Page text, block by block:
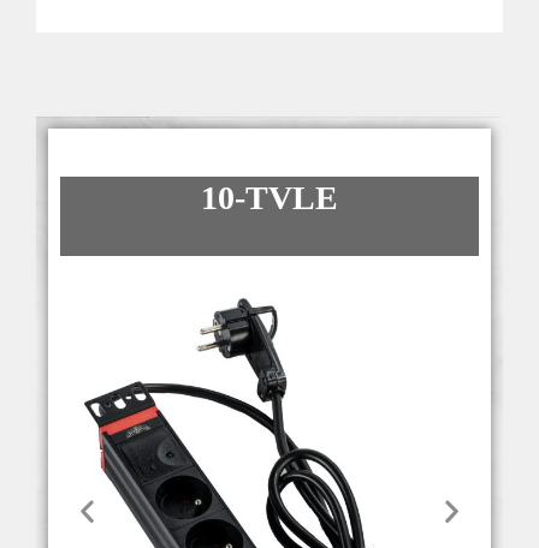
10-TVLE